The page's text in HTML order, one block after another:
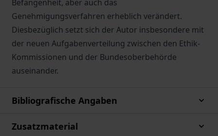
Befangenheit, aber auch das
Genehmigungsverfahren erheblich verändert.
Diesbezüglich setzt sich der Autor insbesondere mit
der neuen Aufgabenverteilung zwischen den Ethik-
Kommissionen und der Bundesoberbehörde
auseinander.
Bibliografische Angaben
Zusatzmaterial